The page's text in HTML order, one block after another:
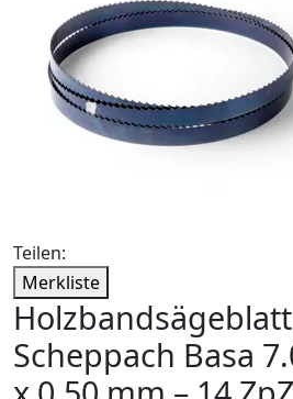
Teilen:
Merkliste
Scheppach Basa